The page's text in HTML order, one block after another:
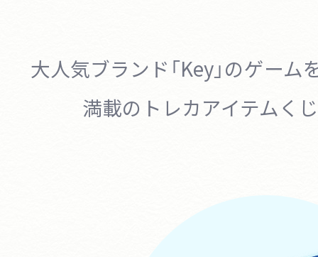
大人気ブランド「Key」のゲー
満載のトレカアイテムく